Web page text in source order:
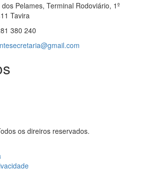
dos Pelames, Terminal Rodoviário, 1º
Tavira
380 240
os direiros reservados.